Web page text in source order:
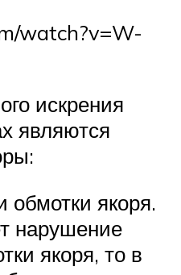
watch?v=W-
искрения
являются
обмотки якоря.
нарушение
якоря, то в